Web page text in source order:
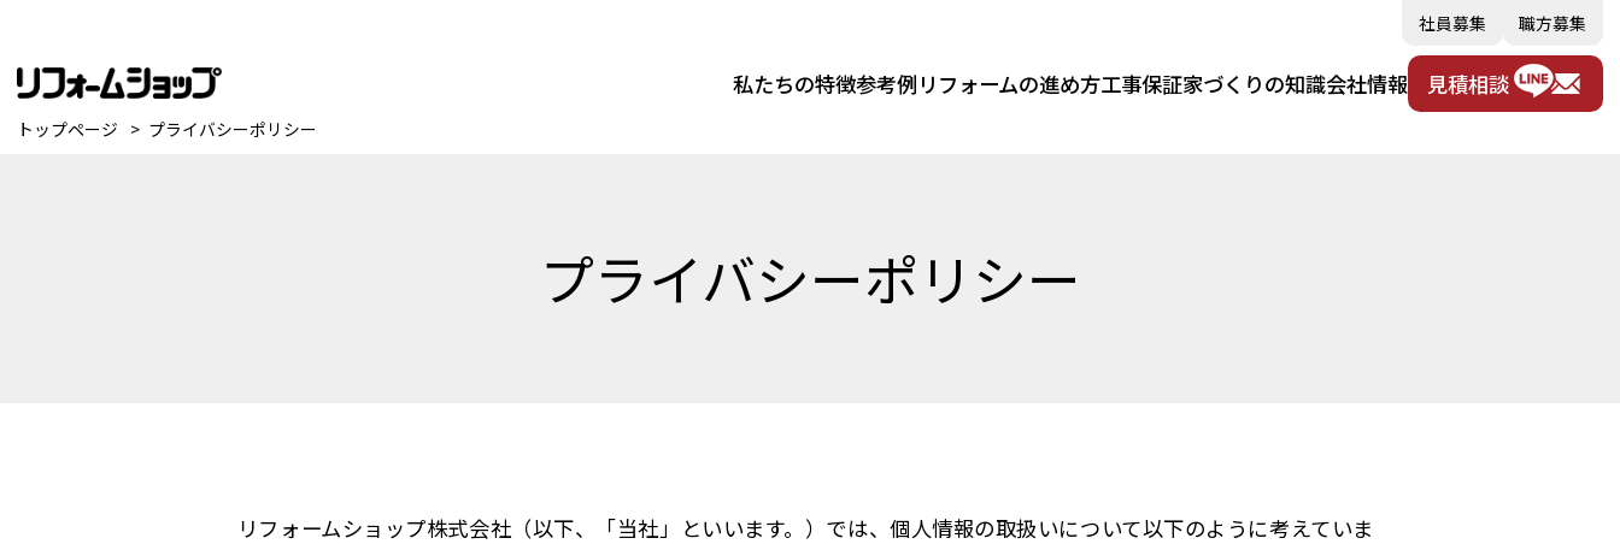
社員募集 職方募集
私たちの特徴参考例 リフォームの進め方工事保証家づくりの知識会社情報 見積相談
トップページ プライバシーポリシー
プライバシーポリシー
リフォームショップ株式会社（以下、「当社」といいます。）では、個人情報の取扱いについて以下のように考えていま